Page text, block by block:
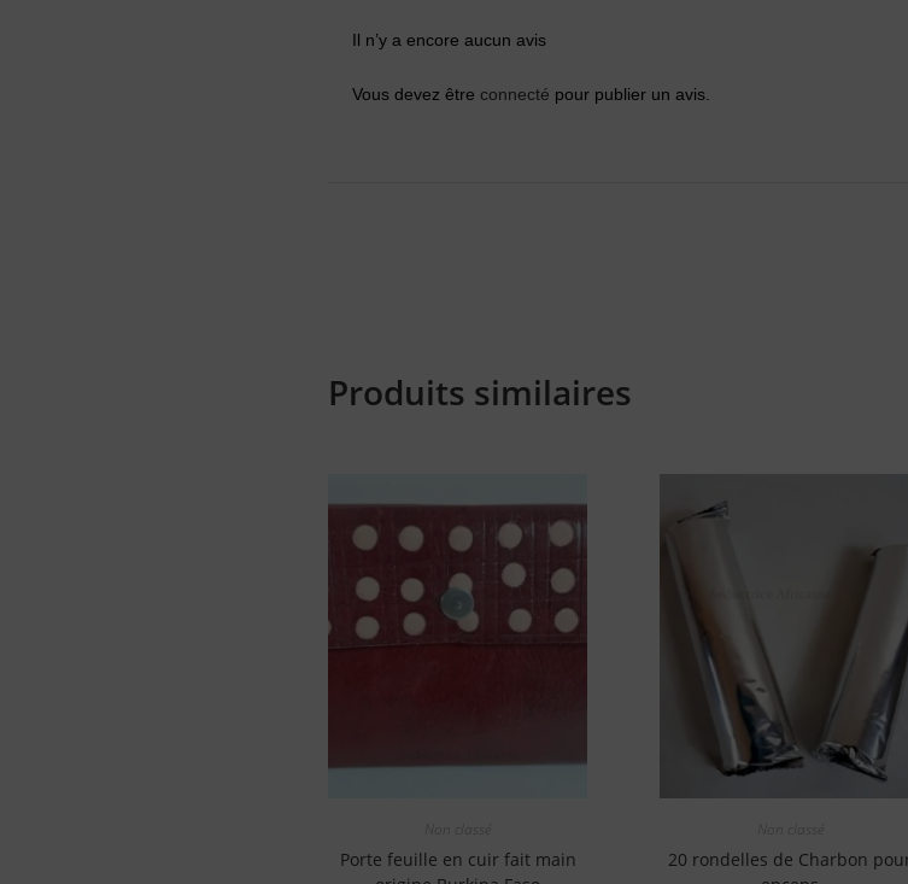
Il n’y a encore aucun avis
Vous devez être connecté pour publier un avis.
Produits similaires
Non classé
Porte feuille en cuir fait main
Non classé
20 rondelles de Charbon